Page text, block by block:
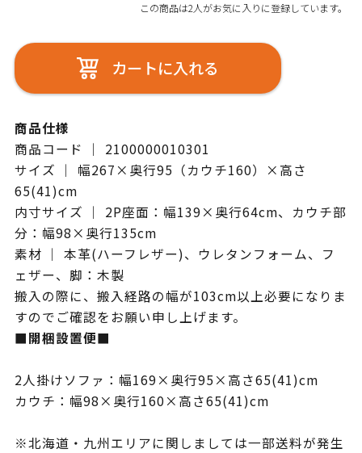
この商品は2人がお気に入りに登録しています。
カートに入れる
商品仕様
商品コード ｜ 2100000010301
サイズ ｜ 幅267×奥行95（カウチ160）×高さ
65(41)cm
内寸サイズ ｜ 2P座面：幅139×奥行64cm、カウチ部
分：幅98×奥行135cm
素材 ｜ 本革(ハーフレザー)、ウレタンフォーム、フ
ェザー、脚：木製
搬入の際に、搬入経路の幅が103cm以上必要になりま
すのでご確認をお願い申し上げます。
■開梱設置便■
2人掛けソファ：幅169×奥行95×高さ65(41)cm
カウチ：幅98×奥行160×高さ65(41)cm
※北海道・九州エリアに関しましては一部送料が発生